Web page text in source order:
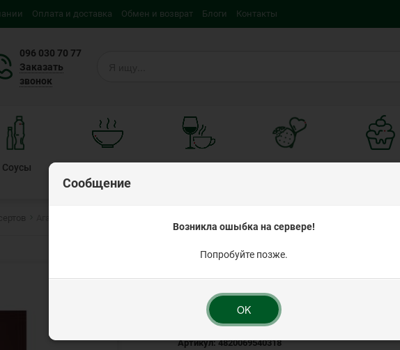
Оплата и доставка Обмен и возврат Блоги Контакты
096 030 70 77
Заказать
звонок
Соусы
Агар-агар 8г ТМ
Рейтинг:
Артикул:4820069540318
Сообщение
Возникла ошыбка на сервере!
Попробуйте позже.
OK